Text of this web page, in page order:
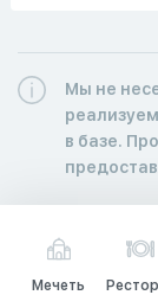
Мы не
в базе.
Мечеть